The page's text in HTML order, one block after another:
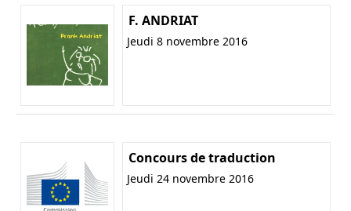
F. ANDRIAT
Jeudi 8 novembre 2016
Concours de traduction
Jeudi 24 novembre 2016